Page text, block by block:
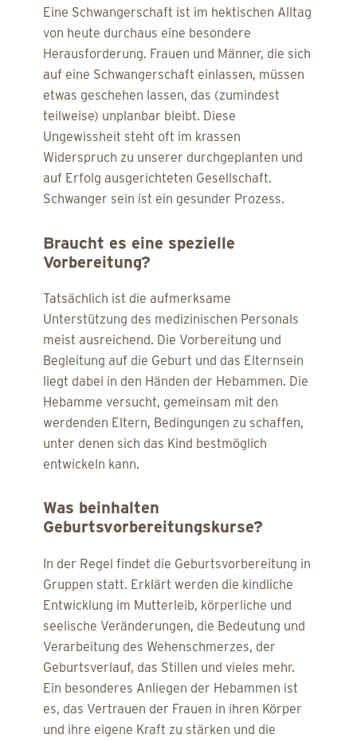
Eine Schwangerschaft ist im hektischen Alltag
von heute durchaus eine besondere
Herausforderung. Frauen und Männer, die sich
auf eine Schwangerschaft einlassen, müssen
etwas geschehen lassen, das (zumindest
teilweise) unplanbar bleibt. Diese
Ungewissheit steht oft im krassen
Widerspruch zu unserer durchgeplanten und
auf Erfolg ausgerichteten Gesellschaft.
Schwanger sein ist ein gesunder Prozess.
Braucht es eine spezielle
Vorbereitung?
Tatsächlich ist die aufmerksame
Unterstützung des medizinischen Personals
meist ausreichend. Die Vorbereitung und
Begleitung auf die Geburt und das Elternsein
liegt dabei in den Händen der Hebammen. Die
Hebamme versucht, gemeinsam mit den
werdenden Eltern, Bedingungen zu schaffen,
unter denen sich das Kind bestmöglich
entwickeln kann.
Was beinhalten
Geburtsvorbereitungskurse?
In der Regel findet die Geburtsvorbereitung in
Gruppen statt. Erklärt werden die kindliche
Entwicklung im Mutterleib, körperliche und
seelische Veränderungen, die Bedeutung und
Verarbeitung des Wehenschmerzes, der
Geburtsverlauf, das Stillen und vieles mehr.
Ein besonderes Anliegen der Hebammen ist
es, das Vertrauen der Frauen in ihren Körper
und ihre eigene Kraft zu stärken und die